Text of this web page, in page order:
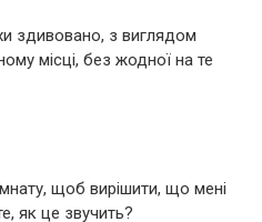
здивовано, з виглядом
місці, без жодної на те
щоб вирішити, що мені
як це звучить?